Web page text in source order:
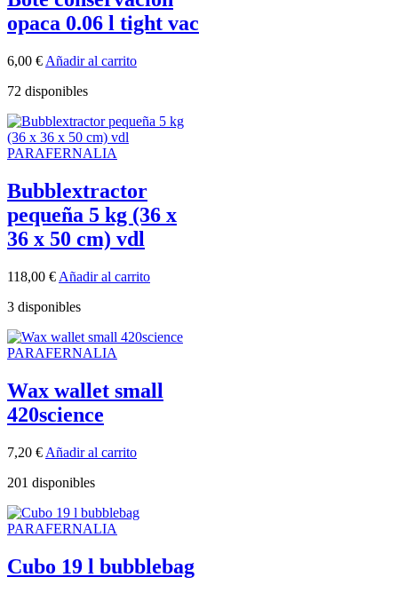
opaca 0.06 l tight vac
6,00 € Añadir al carrito
72 disponibles
PARAFERNALIA
Bubblextractor
pequeña 5 kg (36 x
36 x 50 cm) vdl
118,00 € Añadir al carrito
3 disponibles
PARAFERNALIA
Wax wallet small
420science
7,20 € Añadir al carrito
201 disponibles
PARAFERNALIA
Cubo 19 l bubblebag